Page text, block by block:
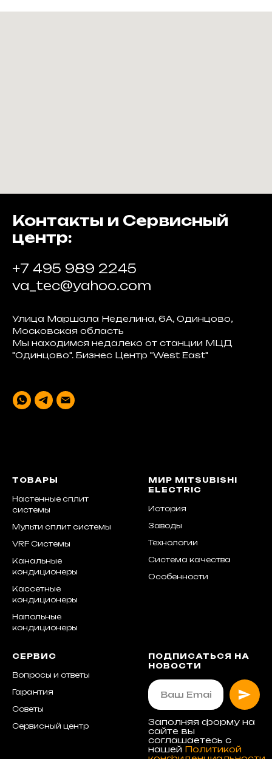
Контакты и Сервисный
центр:
+7 495 989 2245
va_tec@yahoo.com
Улица Маршала Неделина, 6А, Одинцово,
Московская область
Мы находимся недалеко от станции МЦД
"Одинцово". Бизнес Центр "West East"
ТОВАРЫ
Настенные сплит
системы
Мульти сплит системы
VRF Системы
Канальные
кондиционеры
Кассетные
кондиционеры
Напольные
кондиционеры
МИР MITSUBISHI
ELECTRIC
История
Заводы
Технологии
Система качества
Особенности
СЕРВИС
Вопросы и ответы
Гарантия
Советы
Сервисный центр
ПОДПИСАТЬСЯ НА
НОВОСТИ
Заполняя форму на
сайте вы
соглашаетесь с
нашей Политикой